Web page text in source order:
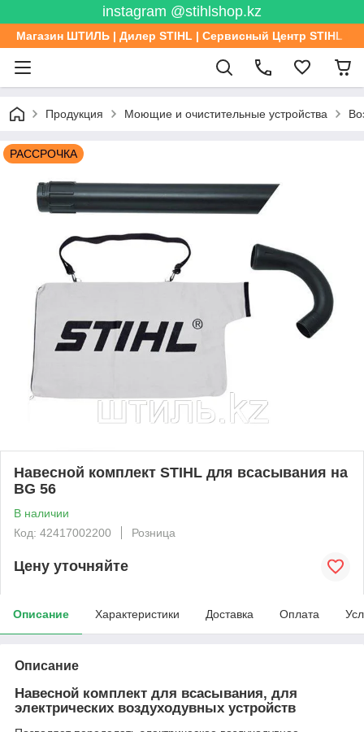
instagram @stihlshop.kz
Магазин ШТИЛЬ | Дилер STIHL | Сервисный Центр STIHL
Продукция Моющие и очистительные устройства
РАССРОЧКА
Навесной комплект STIHL для всасывания на
BG 56
В наличии
Код: 42417002200
Розница
Цену уточняйте
Описание Характеристики Доставка Оплата
Описание
Навесной комплект для всасывания, для
электрических воздуходувных устройств